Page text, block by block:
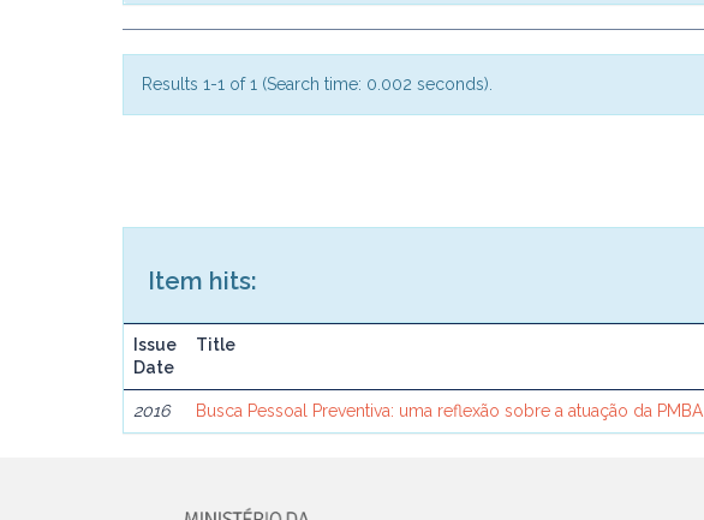
Results 1-1 of 1 (Search time: 0.002 seconds).
Item hits:
Issue
Date
Title
2016 Busca Pessoal Preventiva: uma reflexão sobre a atuação da PMBA